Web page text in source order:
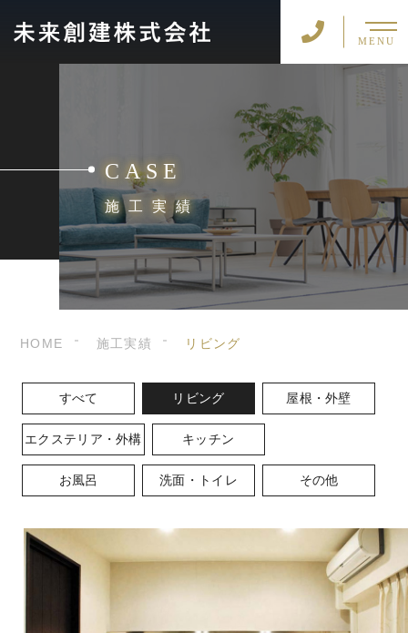
MENU
CASE
施工実績
HOME 施工実績 リビング
すべて リビング 屋根・外壁
エクステリア・外構 キッチン
お風呂 洗面・トイレ その他